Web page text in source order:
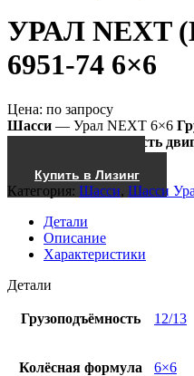
УРАЛ NEXT
6951-74 6×6
Цена: по запросу
Шасси — Урал NEXT 6×6
Мощность
Купить в Лизинг
Категория: Шасси, Шасси
Детали
Описание
Характеристики
Детали
Грузоподъёмность 12/13
Колёсная формула 6×6